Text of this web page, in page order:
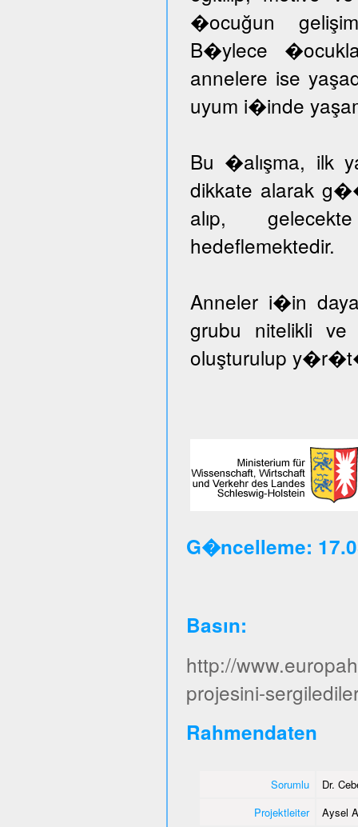
�ocuğun
B�ylece
annelere ise
uyum i�inde
Bu �alışma, ilk
dikkate alarak
alıp,
hedeflemektedir.
Anneler i�in
grubu nitelikli
oluşturulup
G�ncelleme:
Basın:
http://
projesini-
Rahmendaten
Sorumlu
Dr.
Projektleiter
Aysel